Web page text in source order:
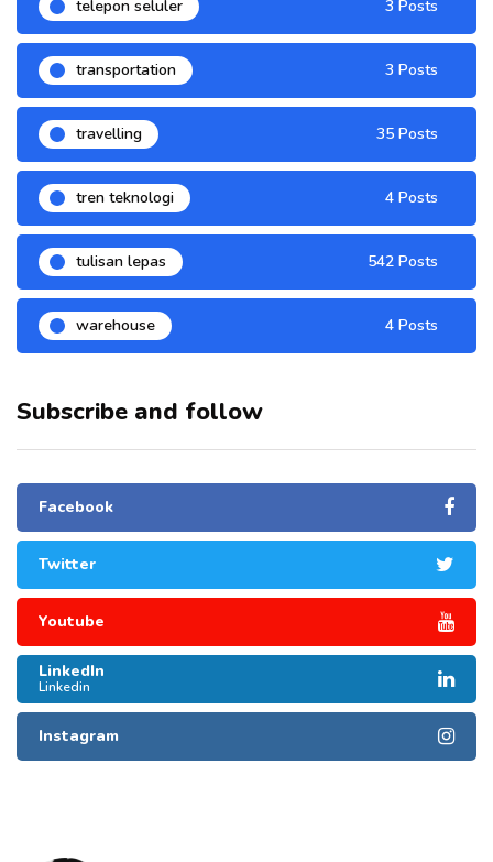
telepon seluler 3 Posts
transportation 3 Posts
travelling 35 Posts
tren teknologi 4 Posts
tulisan lepas 542 Posts
warehouse 4 Posts
Subscribe and follow
Facebook
Twitter
Youtube
LinkedIn
Linkedin
Instagram